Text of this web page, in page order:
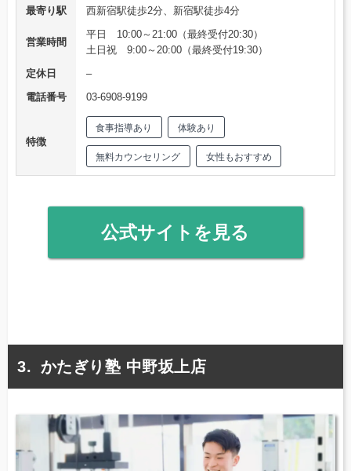
最寄り駅
西新宿駅徒歩2分、新宿駅徒歩4分
営業時間
平日 10:00～21:00（最終受付20:30）
土日祝 9:00～20:00（最終受付19:30）
定休日
–
電話番号
03-6908-9199
特徴
食事指導あり 体験あり
無料カウンセリング 女性もおすすめ
公式サイトを見る
かたぎり塾 中野坂上店